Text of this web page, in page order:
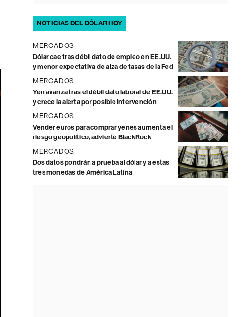
NOTICIAS DEL DÓLAR HOY
MERCADOS
Dólar cae tras débil dato de empleo en EE.UU.
y menor expectativa de alza de tasas de la Fed
MERCADOS
Yen avanza tras el débil dato laboral de EE.UU.
y crece la alerta por posible intervención
MERCADOS
Vender euros para comprar yenes aumenta el
riesgo geopolítico, advierte BlackRock
MERCADOS
Dos datos pondrán a prueba al dólar y a estas
tres monedas de América Latina